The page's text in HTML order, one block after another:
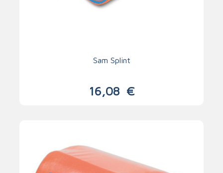
Sam Splint
16,08 €